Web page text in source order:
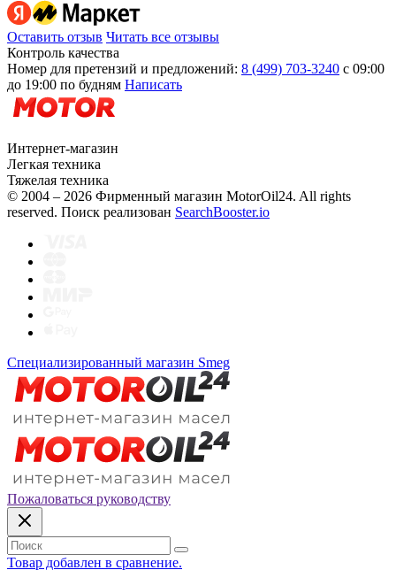
Оставить отзыв Читать все отзывы
Контроль качества
Номер для претензий и предложений: 8 (499) 703-3240 с 09:00
до 19:00 по будням Написать
Интернет-магазин
Легкая техника
Тяжелая техника
© 2004 – 2026 Фирменный магазин MotorOil24. All rights
reserved. Поиск реализован SearchBooster.io
Специализированный магазин Smeg
Пожаловаться руководству
Товар добавлен в сравнение.